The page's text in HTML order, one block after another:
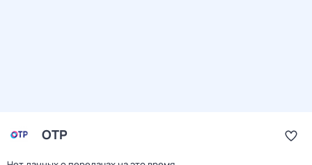
ОТР